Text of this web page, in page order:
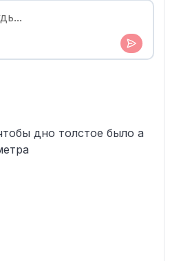
дно толстое было а